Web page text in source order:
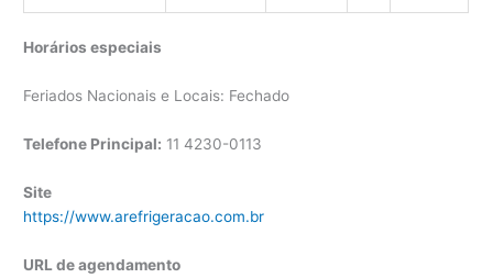
Horários especiais
Feriados Nacionais e Locais: Fechado
Telefone Principal: 114230-0113
Site
https://www.arefrigeracao.com.br
URL de agendamento